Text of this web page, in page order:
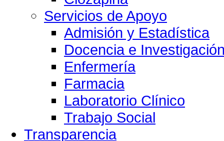
Servicios de Apoyo
Admisión y Estadística
Docencia e
Enfermería
Farmacia
Laboratorio Clínico
Trabajo Social
Transparencia